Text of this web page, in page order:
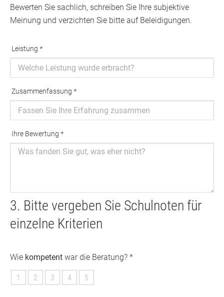
Bewerten Sie sachlich, schreiben Sie Ihre subjektive
Meinung und verzichten Sie bitte auf Beleidigungen.
Leistung *
Ausfüllen erforderlich
Zusammenfassung *
Ausfüllen erforderlich
Ihre Bewertung *
Ausfüllen erforderlich
3. Bitte vergeben Sie Schulnoten für
einzelne Kriterien
Wie kompetent war die Beratung? *
1 2 3 4 5